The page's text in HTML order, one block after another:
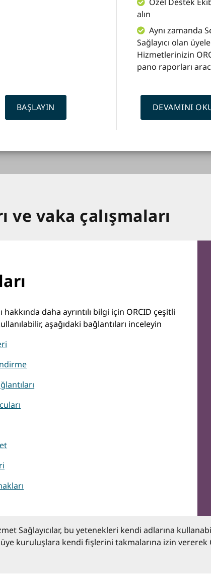
alın
Aynı zamanda
Sağlayıcı olan
Hizmetlerinizin
pano raporları
BAŞLAYIN DEVAMINI
ve vaka çalışmaları
hakkında daha ayrıntılı bilgi için ORCID çeşitli
aşağıdaki bağlantıları inceleyin
Sağlayıcılar, bu yetenekleri kendi adlarına
kuruluşlara kendi fişlerini takmalarına izin vererek